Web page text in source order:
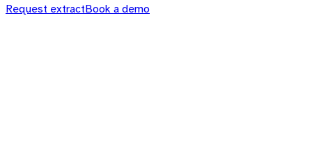
Request extractBook a demo